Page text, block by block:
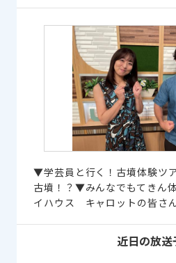
▼学芸員と行く！古墳体験ツ
古墳！？▼みんなでもてきん
イハウス キャロットの皆さ
近日の放送